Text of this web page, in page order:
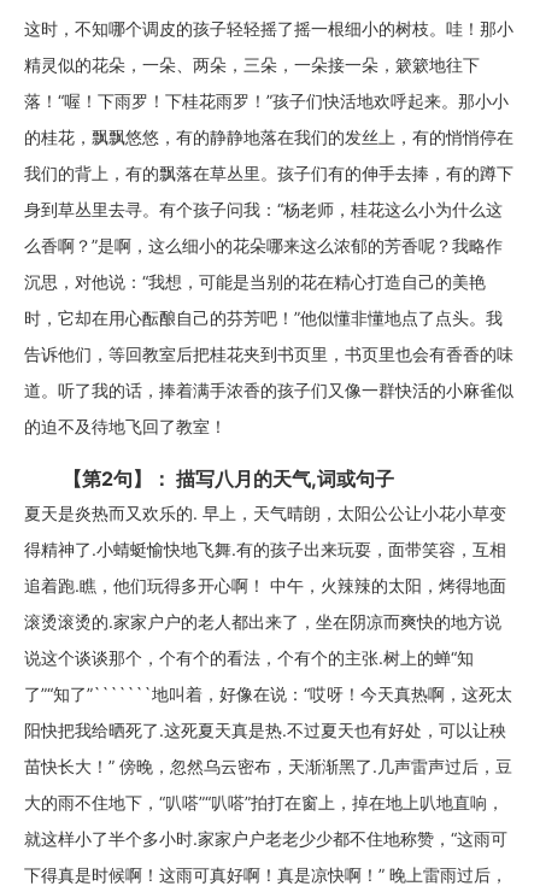
这时，不知哪个调皮的孩子轻轻摇了摇一根细小的树枝。哇！那小
精灵似的花朵，一朵、两朵，三朵，一朵接一朵，簌簌地往下
落！“喔！下雨罗！下桂花雨罗！”孩子们快活地欢呼起来。那小小
的桂花，飘飘悠悠，有的静静地落在我们的发丝上，有的悄悄停在
我们的背上，有的飘落在草丛里。孩子们有的伸手去捧，有的蹲下
身到草丛里去寻。有个孩子问我：“杨老师，桂花这么小为什么这
么香啊？”是啊，这么细小的花朵哪来这么浓郁的芳香呢？我略作
沉思，对他说：“我想，可能是当别的花在精心打造自己的美艳
时，它却在用心酝酿自己的芬芳吧！”他似懂非懂地点了点头。我
告诉他们，等回教室后把桂花夹到书页里，书页里也会有香香的味
道。听了我的话，捧着满手浓香的孩子们又像一群快活的小麻雀似
的迫不及待地飞回了教室！
【第2句】： 描写八月的天气,词或句子
夏天是炎热而又欢乐的. 早上，天气晴朗，太阳公公让小花小草变
得精神了.小蜻蜓愉快地飞舞.有的孩子出来玩耍，面带笑容，互相
追着跑.瞧，他们玩得多开心啊！ 中午，火辣辣的太阳，烤得地面
滚烫滚烫的.家家户户的老人都出来了，坐在阴凉而爽快的地方说
说这个谈谈那个，个有个的看法，个有个的主张.树上的蝉“知
了”“知了”```````地叫着，好像在说：“哎呀！今天真热啊，这死太
阳快把我给晒死了.这死夏天真是热.不过夏天也有好处，可以让秧
苗快长大！” 傍晚，忽然乌云密布，天渐渐黑了.几声雷声过后，豆
大的雨不住地下，“叭嗒”“叭嗒”拍打在窗上，掉在地上叭地直响，
就这样小了半个多小时.家家户户老老少少都不住地称赞，“这雨可
下得真是时候啊！这雨可真好啊！真是凉快啊！” 晚上雷雨过后，